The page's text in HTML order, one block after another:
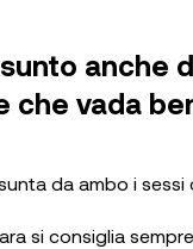
anche
vada
da ambo i
si consiglia